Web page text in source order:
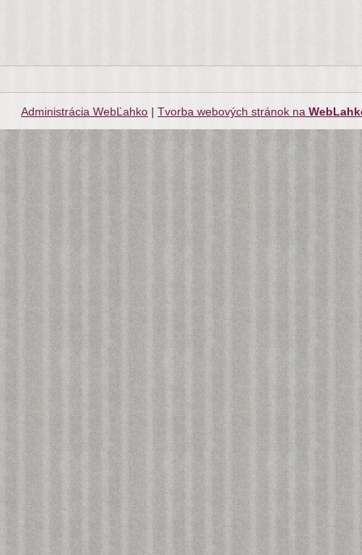
Administrácia WebĽahko | Tvorba webových stránok na